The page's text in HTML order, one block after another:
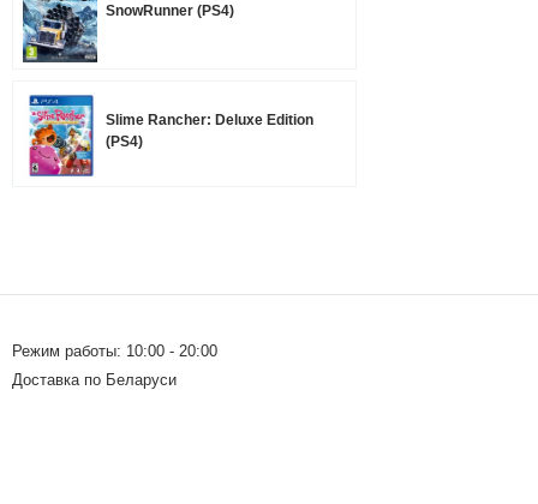
SnowRunner (PS4)
Slime Rancher: Deluxe Edition
(PS4)
Режим работы: 10:00 - 20:00
Доставка по Беларуси